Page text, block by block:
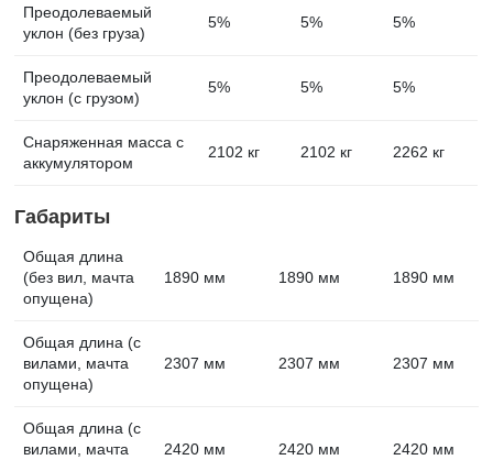
Преодолеваемый
уклон (без груза)
5% 5% 5%
Преодолеваемый
уклон (с грузом)
5% 5% 5%
Снаряженная масса с
аккумулятором
2102 кг 2102 кг 2262 кг
Габариты
Общая длина
(без вил, мачта
опущена)
1890 мм 1890 мм 1890 мм
Общая длина (с
вилами, мачта
опущена)
2307 мм 2307 мм 2307 мм
Общая длина (с
вилами, мачта
2420 мм 2420 мм 2420 мм